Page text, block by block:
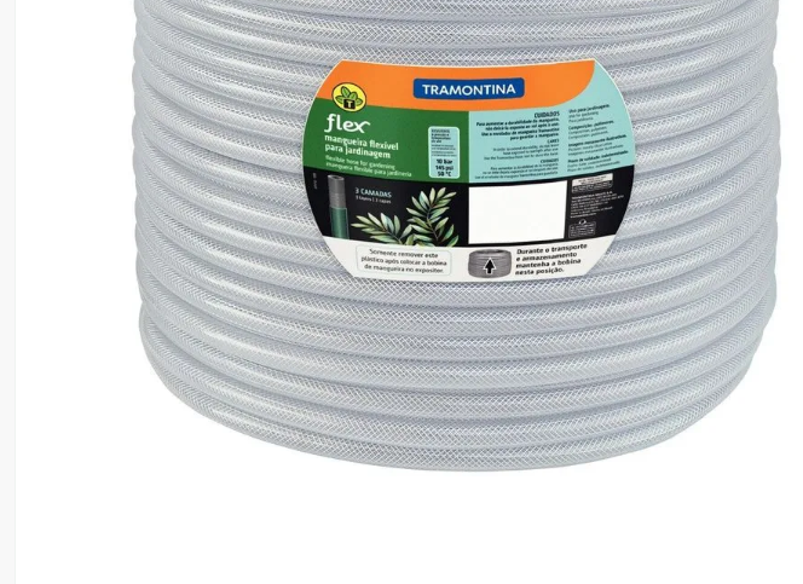
9º
roçadeira
10º lavadora